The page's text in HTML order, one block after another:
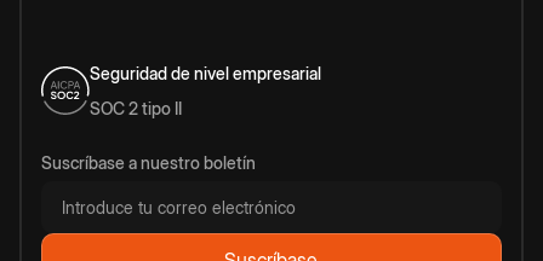
Seguridad de nivel empresarial
SOC 2 tipo II
Suscríbase a nuestro boletín